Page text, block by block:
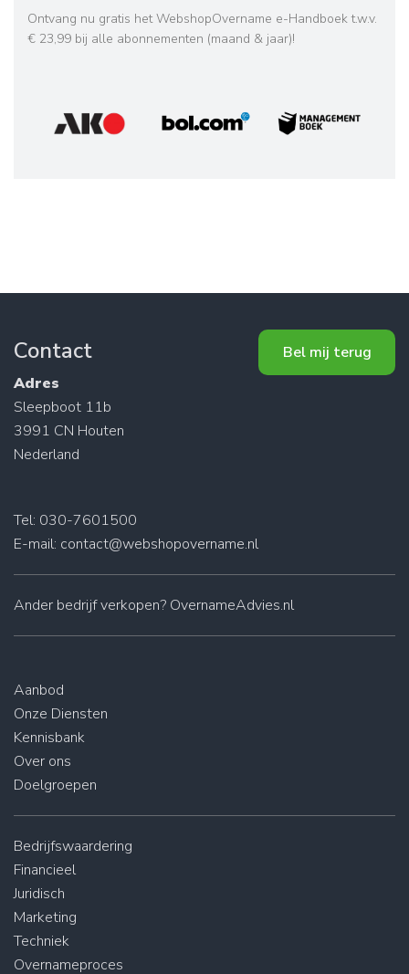
Ontvang nu gratis het WebshopOvername e-Handboek t.w.v.
€ 23,99 bij alle abonnementen (maand & jaar)!
Contact
Adres
Sleepboot 11b
3991 CN Houten
Nederland
Bel mij terug
Tel: 030-7601500
E-mail: contact@webshopovername.nl
Ander bedrijf verkopen? OvernameAdvies.nl
Aanbod
Onze Diensten
Kennisbank
Over ons
Doelgroepen
Bedrijfswaardering
Financieel
Juridisch
Marketing
Techniek
Overnameproces